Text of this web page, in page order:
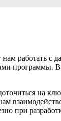
работать
на
при